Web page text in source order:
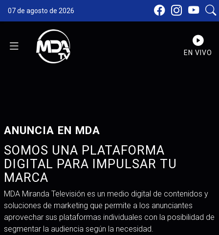
07 de agosto de 2026
EN VIVO
ANUNCIA EN MDA
SOMOS UNA PLATAFORMA
DIGITAL PARA IMPULSAR TU
MARCA
MDA Miranda Televisión es un medio digital de contenidos y
soluciones de marketing que permite a los anunciantes
aprovechar sus plataformas individuales con la posibilidad de
segmentar la audiencia según la necesidad.